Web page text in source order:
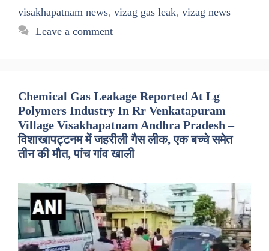
visakhapatnam news, vizag gas leak, vizag news
Leave a comment
Chemical Gas Leakage Reported At Lg
Polymers Industry In Rr Venkatapuram
Village Visakhapatnam Andhra Pradesh –
विशाखापट्टनम में जहरीली गैस लीक, एक बच्चे समेत
तीन की मौत, पांच गांव खाली